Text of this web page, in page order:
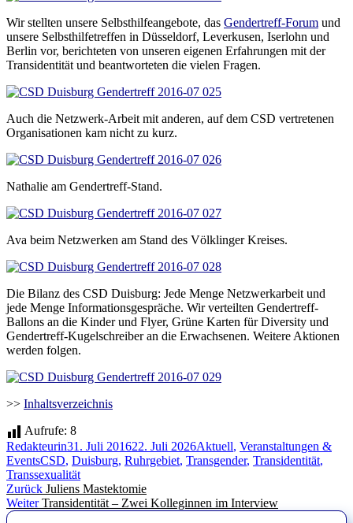
Wir stellten unsere Selbsthilfeangebote, das Gendertreff-Forum und
unsere Selbsthilfetreffen in Düsseldorf, Leverkusen, Iserlohn und
Berlin vor, berichteten von unseren eigenen Erfahrungen mit der
Transidentität und beantworteten die vielen Fragen.
Auch die Netzwerk-Arbeit mit anderen, auf dem CSD vertretenen
Organisationen kam nicht zu kurz.
Nathalie am Gendertreff-Stand.
Ava beim Netzwerken am Stand des Völklinger Kreises.
Die Bilanz des CSD Duisburg: Jede Menge Netzwerkarbeit und
jede Menge Informationsgespräche. Wir verteilten Gendertreff-
Ballons an die Kinder und Flyer, Grüne Karten für Diversity und
Gendertreff-Kugelschreiber an die Erwachsenen. Weitere Aktionen
werden folgen.
>> Inhaltsverzeichnis
Aufrufe: 8
Autor
RedakteurinVeröffentlicht
am
31. Juli 201622. Juli 2026Kategorien
Aktuell, Veranstaltungen &
EventsSchlagwörter
CSD, Duisburg, Ruhrgebiet, Transgender, Transidentität,
Transsexualität
Beitragsnavigation
Zurück Vorheriger
Beitrag:
Juliens Mastektomie
Weiter Nächster
Transidentität – Zwei Kolleginnen im Interview